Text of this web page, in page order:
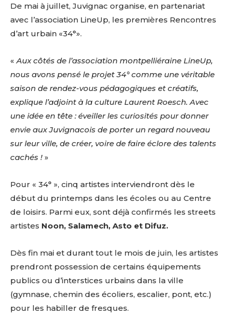
De mai à juillet, Juvignac organise, en partenariat
avec l’association LineUp, les premières Rencontres
d’art urbain «34°».
« Aux côtés de l’association montpelliéraine LineUp,
nous avons pensé le projet 34° comme une véritable
saison de rendez-vous pédagogiques et créatifs,
explique l’adjoint à la culture Laurent Roesch. Avec
une idée en tête : éveiller les curiosités pour donner
envie aux Juvignacois de porter un regard nouveau
sur leur ville, de créer, voire de faire éclore des talents
cachés ! »
Pour « 34° », cinq artistes interviendront dès le
début du printemps dans les écoles ou au Centre
de loisirs. Parmi eux, sont déjà confirmés les streets
artistes Noon, Salamech, Asto et Difuz.
Dès fin mai et durant tout le mois de juin, les artistes
prendront possession de certains équipements
publics ou d’interstices urbains dans la ville
(gymnase, chemin des écoliers, escalier, pont, etc.)
pour les habiller de fresques.